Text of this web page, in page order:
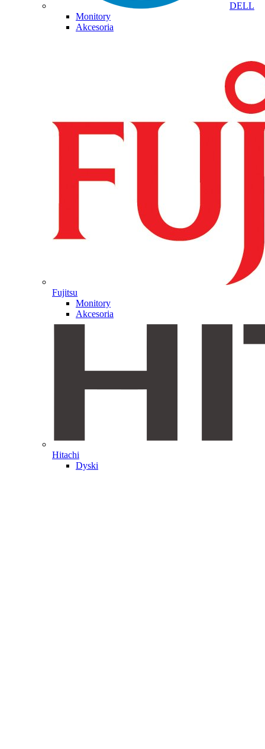
DELL
Monitory
Akcesoria
Fujitsu
Monitory
Akcesoria
Hitachi
Dyski